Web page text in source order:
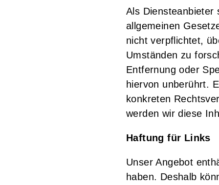
Als Diensteanbieter
allgemeinen
nicht verpflichtet,
Umständen zu
Entfernung oder
hiervon unberührt.
konkreten
werden wir diese
Haftung für Links
Unser Angebot
haben. Deshalb